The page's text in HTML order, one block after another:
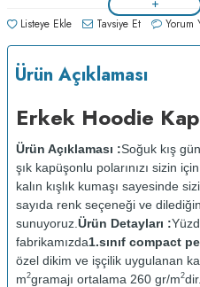
Listeye Ekle Tavsiye Et Yorum
Ürün Açıklaması
Erkek Hoodie
Ürün Açıklaması :Soğuk kış
şık kapüşonlu polarınızı sizin
kalın kışlık kumaşı sayesinde
sayıda renk seçeneği ve
sunuyoruz. Ürün Detayları :
fabrikamızda1.sınıf compact
özel dikim ve işçilik uygulanan
m2gramajı ortalama 260 gr/m2dir.